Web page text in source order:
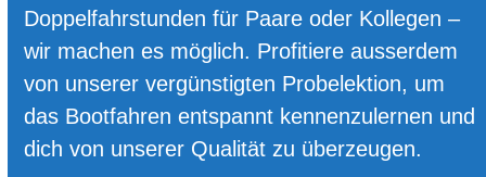
Doppelfahrstunden für Paare oder Kollegen –
wir machen es möglich. Profitiere ausserdem
von unserer vergünstigten Probelektion, um
das Bootfahren entspannt kennenzulernen und
dich von unserer Qualität zu überzeugen.